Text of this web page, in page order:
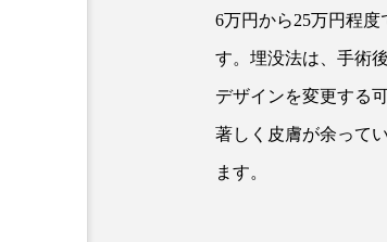
6万円から25万円程
す。埋没法は、手術
デザインを変更する
著しく皮膚が余って
ます。